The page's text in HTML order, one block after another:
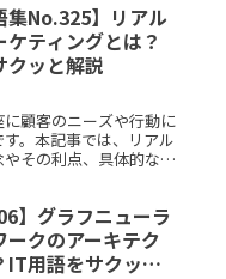
集No.325】リアル
ケティングとは？
クッと解説
顧客のニーズや行動に
。本記事では、リアル
その利点、具体的な事
】グラフニューラ
ークのアーキテク
IT用語をサクッと